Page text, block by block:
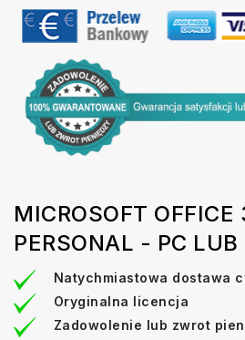
MICROSOFT OFFICE
PERSONAL - PC LUB
Natychmiastowa dostawa
Oryginalna licencja
Zadowolenie lub zwrot